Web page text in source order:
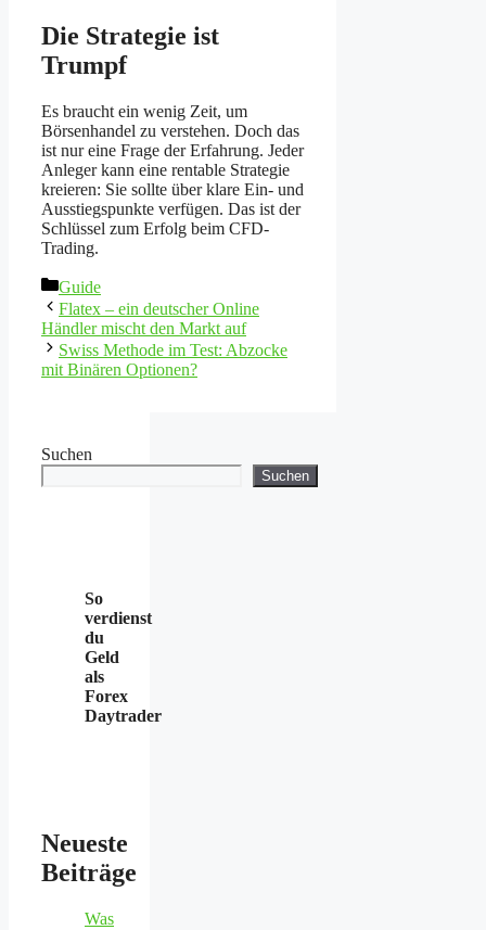
Die Strategie ist
Trumpf
Es braucht ein wenig Zeit, um
Börsenhandel zu verstehen. Doch das
ist nur eine Frage der Erfahrung. Jeder
Anleger kann eine rentable Strategie
kreieren: Sie sollte über klare Ein- und
Ausstiegspunkte verfügen. Das ist der
Schlüssel zum Erfolg beim CFD-
Trading.
Kategorien
Guide
Flatex – ein deutscher Online
Händler mischt den Markt auf
Swiss Methode im Test: Abzocke
mit Binären Optionen?
Suchen
Suchen
So
verdienst
du
Geld
als
Forex
Daytrader
Neueste
Beiträge
Was